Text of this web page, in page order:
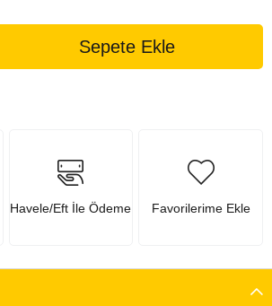
Havele/Eft İle Ödeme Favorilerime Ekle